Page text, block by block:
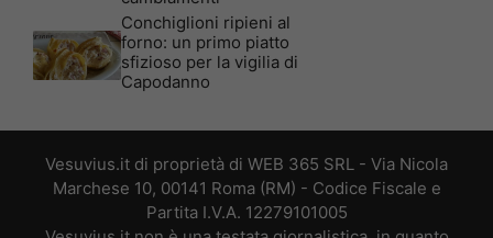
Conchiglioni ripieni al
forno: un primo piatto
sfizioso per la vigilia di
Capodanno
Vesuvius.it di proprietà di WEB 365 SRL - Via Nicola
Marchese 10, 00141 Roma (RM) - Codice Fiscale e
Partita I.V.A. 12279101005